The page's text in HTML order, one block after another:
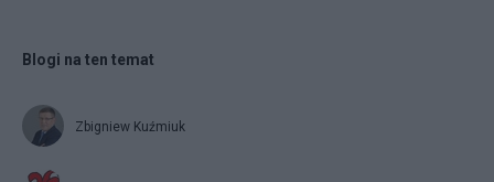
Blogi na ten temat
Zbigniew Kuźmiuk